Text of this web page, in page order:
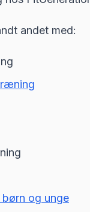
andet med:
og unge